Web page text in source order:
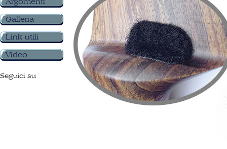
Galleria
Link utili
Video
Seguici su